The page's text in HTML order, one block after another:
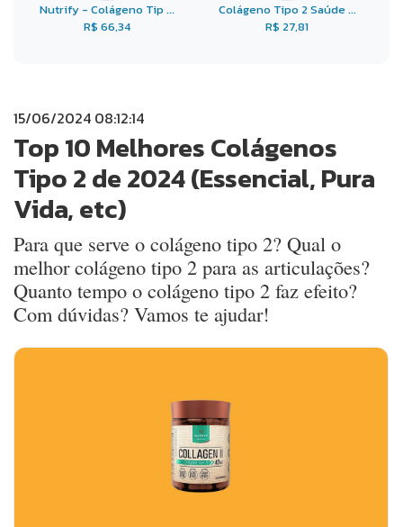
Nutrify - Colágeno Tip ...
R$ 66,34
Colágeno Tipo 2 Saúde ...
R$ 27,81
15/06/2024 08:12:14
Top 10 Melhores Colágenos
Tipo 2 de 2024 (Essencial, Pura
Vida, etc)
Para que serve o colágeno tipo 2? Qual o
melhor colágeno tipo 2 para as articulações?
Quanto tempo o colágeno tipo 2 faz efeito?
Com dúvidas? Vamos te ajudar!